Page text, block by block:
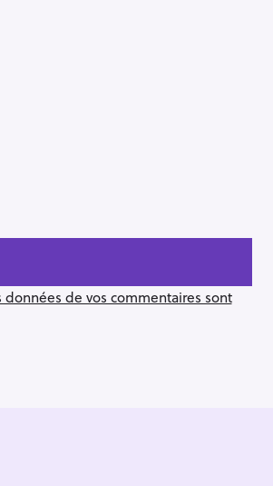
de vos commentaires sont